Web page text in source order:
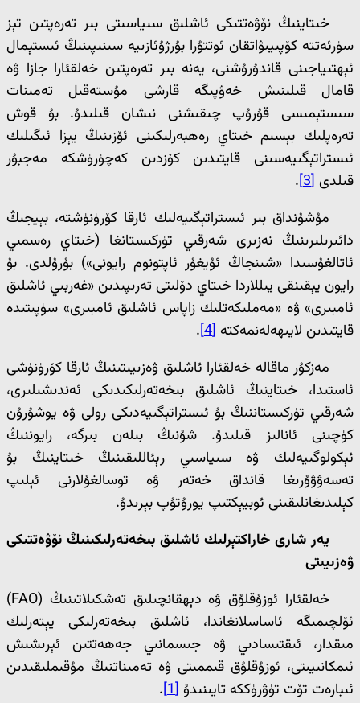
خىتاينىڭ نۆۋەتتىكى ئاشلىق سىياسىتى بىر تەرەپتىن تېز
سۈرئەتتە كۆپىيىۋاتقان ئوتتۇرا بۇرژۇئازىيە سىنىپىنىڭ ئىستېمال
ئېھتىياجىنى قاندۇرۇشنى، يەنە بىر تەرەپتىن خەلقئارا جازا ۋە
قامال قىلىنىش خەۋپىگە قارشى مۇستەقىل تەمىنات
سىستېمىسى قۇرۇپ چىقىشنى نىشان قىلىدۇ. بۇ قوش
تەرەپلىك بېسىم خىتاي رەھبەرلىكىنى ئۆزىنىڭ يېزا ئىگىلىك
ئىستراتېگىيەسىنى قايتىدىن كۆزدىن كەچۈرۈشكە مەجبۇر
قىلدى [3]
.
مۇشۇنداق بىر ئىستراتېگىيەلىك ئارقا كۆرۈنۈشتە، بېيجىڭ
دائىرىلىرىنىڭ نەزىرى شەرقىي تۈركىستانغا (خىتاي رەسمىي
ئاتالغۇسىدا «شىنجاڭ ئۇيغۇر ئاپتونوم رايونى») بۇرۇلدى. بۇ
رايون يېقىنقى يىللاردا خىتاي دۆلىتى تەرىپىدىن «غەربىي ئاشلىق
ئامبىرى» ۋە «مەملىكەتلىك زاپاس ئاشلىق ئامبىرى» سۈپىتىدە
قايتىدىن لايىھەلەنمەكتە [4]
.
مەزكۇر ماقالە خەلقئارا ئاشلىق ۋەزىيىتىنىڭ ئارقا كۆرۈنۈشى
ئاستىدا، خىتاينىڭ ئاشلىق بىخەتەرلىكىدىكى ئەندىشىلىرى،
شەرقىي تۈركىستاننىڭ بۇ ئىستراتېگىيەدىكى رولى ۋە يوشۇرۇن
كۈچىنى ئانالىز قىلىدۇ. شۇنىڭ بىلەن بىرگە، رايوننىڭ
ئېكولوگىيەلىك ۋە سىياسىي رېئاللىقىنىڭ خىتاينىڭ بۇ
تەسەۋۋۇرىغا قانداق خەتەر ۋە توسالغۇلارنى ئېلىپ
كېلىدىغانلىقىنى ئوبيېكتىپ يورۇتۇپ بېرىدۇ.
يەر شارى خاراكتېرلىك ئاشلىق بىخەتەرلىكىنىڭ نۆۋەتتىكى
ۋەزىيىتى
خەلقئارا ئوزۇقلۇق ۋە دېھقانچىلىق تەشكىلاتىنىڭ (FAO)
ئۆلچىمىگە ئاساسلانغاندا، ئاشلىق بىخەتەرلىكى يېتەرلىك
مىقدار، ئىقتىسادىي ۋە جىسمانىي جەھەتتىن ئېرىشىش
ئىمكانىيىتى، ئوزۇقلۇق قىممىتى ۋە تەمىناتنىڭ مۇقىملىقىدىن
ئىبارەت تۆت تۈۋرۈككە تايىنىدۇ [1]
.